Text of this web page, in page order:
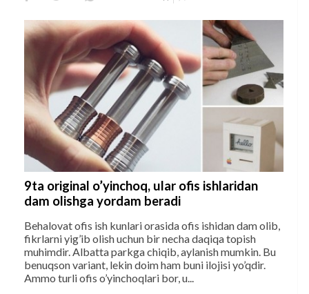
9ta original o’yinchoq, ular ofis ishlaridan
dam olishga yordam beradi
Behalovat ofis ish kunlari orasida ofis ishidan dam olib,
fikrlarni yig’ib olish uchun bir necha daqiqa topish
muhimdir. Albatta parkga chiqib, aylanish mumkin. Bu
benuqson variant, lekin doim ham buni ilojisi yo’qdir.
Ammo turli ofis o’yinchoqlari bor, u...